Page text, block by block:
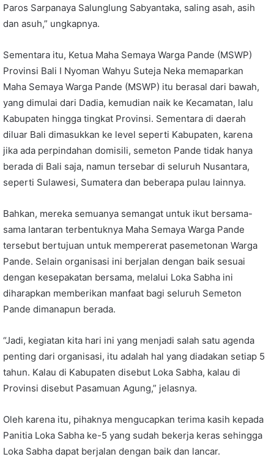
Paros Sarpanaya Salunglung Sabyantaka, saling asah, asih
dan asuh,” ungkapnya.
Sementara itu, Ketua Maha Semaya Warga Pande (MSWP)
Provinsi Bali I Nyoman Wahyu Suteja Neka memaparkan
Maha Semaya Warga Pande (MSWP) itu berasal dari bawah,
yang dimulai dari Dadia, kemudian naik ke Kecamatan, lalu
Kabupaten hingga tingkat Provinsi. Sementara di daerah
diluar Bali dimasukkan ke level seperti Kabupaten, karena
jika ada perpindahan domisili, semeton Pande tidak hanya
berada di Bali saja, namun tersebar di seluruh Nusantara,
seperti Sulawesi, Sumatera dan beberapa pulau lainnya.
Bahkan, mereka semuanya semangat untuk ikut bersama-
sama lantaran terbentuknya Maha Semaya Warga Pande
tersebut bertujuan untuk mempererat pasemetonan Warga
Pande. Selain organisasi ini berjalan dengan baik sesuai
dengan kesepakatan bersama, melalui Loka Sabha ini
diharapkan memberikan manfaat bagi seluruh Semeton
Pande dimanapun berada.
“Jadi, kegiatan kita hari ini yang menjadi salah satu agenda
penting dari organisasi, itu adalah hal yang diadakan setiap 5
tahun. Kalau di Kabupaten disebut Loka Sabha, kalau di
Provinsi disebut Pasamuan Agung,” jelasnya.
Oleh karena itu, pihaknya mengucapkan terima kasih kepada
Panitia Loka Sabha ke-5 yang sudah bekerja keras sehingga
Loka Sabha dapat berjalan dengan baik dan lancar.